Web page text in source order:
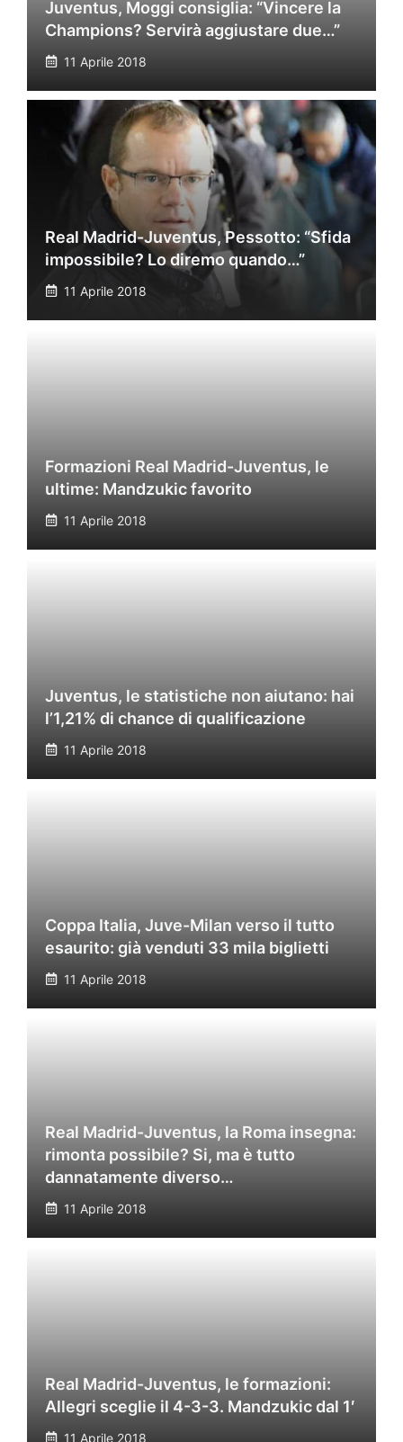
Juventus, Moggi consiglia: “Vincere la
Champions? Servirà aggiustare due…”
11 Aprile 2018
Real Madrid-Juventus, Pessotto: “Sfida
impossibile? Lo diremo quando…”
11 Aprile 2018
Formazioni Real Madrid-Juventus, le
ultime: Mandzukic favorito
11 Aprile 2018
Juventus, le statistiche non aiutano: hai
l’1,21% di chance di qualificazione
11 Aprile 2018
Coppa Italia, Juve-Milan verso il tutto
esaurito: già venduti 33 mila biglietti
11 Aprile 2018
Real Madrid-Juventus, la Roma insegna:
rimonta possibile? Si, ma è tutto
dannatamente diverso…
11 Aprile 2018
Real Madrid-Juventus, le formazioni:
Allegri sceglie il 4-3-3. Mandzukic dal 1′
11 Aprile 2018